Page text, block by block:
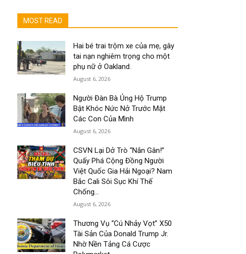
MOST READ
Hai bé trai trộm xe của mẹ, gây
tai nạn nghiêm trọng cho một
phụ nữ ở Oakland.
August 6, 2026
Người Đàn Bà Ủng Hộ Trump
Bật Khóc Nức Nở Trước Mặt
Các Con Của Mình
August 6, 2026
CSVN Lại Dở Trò “Nắn Gân!”
Quấy Phá Cộng Đồng Người
Việt Quốc Gia Hải Ngoại? Nam
Bắc Cali Sôi Sục Khí Thế
Chống...
August 6, 2026
Thương Vụ “Cú Nhảy Vọt” X50
Tài Sản Của Donald Trump Jr.
Nhờ Nền Tảng Cá Cược